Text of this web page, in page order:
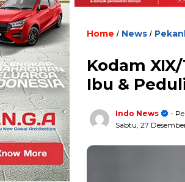
Home / News /
Kodam
Ibu &
Indo News
-
Sabtu, 27